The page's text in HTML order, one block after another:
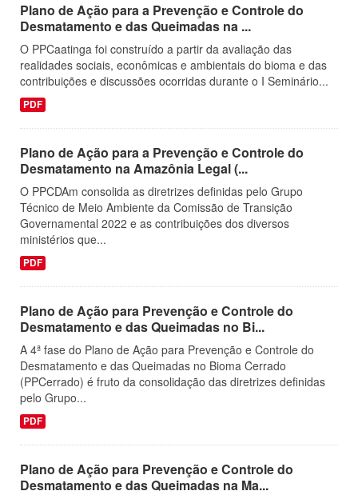
Plano de Ação para a Prevenção e Controle do
Desmatamento e das Queimadas na ...
O PPCaatinga foi construído a partir da avaliação das
realidades sociais, econômicas e ambientais do bioma e das
contribuições e discussões ocorridas durante o I Seminário...
PDF
Plano de Ação para a Prevenção e Controle do
Desmatamento na Amazônia Legal (...
O PPCDAm consolida as diretrizes definidas pelo Grupo
Técnico de Meio Ambiente da Comissão de Transição
Governamental 2022 e as contribuições dos diversos
ministérios que...
PDF
Plano de Ação para Prevenção e Controle do
Desmatamento e das Queimadas no Bi...
A 4ª fase do Plano de Ação para Prevenção e Controle do
Desmatamento e das Queimadas no Bioma Cerrado
(PPCerrado) é fruto da consolidação das diretrizes definidas
pelo Grupo...
PDF
Plano de Ação para Prevenção e Controle do
Desmatamento e das Queimadas na Ma...